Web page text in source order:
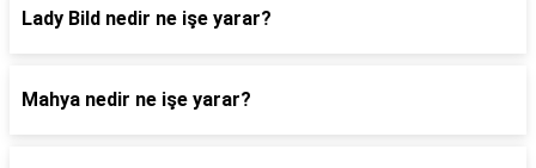
Lady Bild nedir ne işe yarar?
Mahya nedir ne işe yarar?